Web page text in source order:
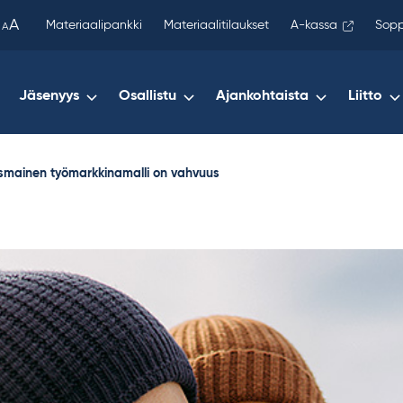
AA Materiaalipankki Materiaalitilaukset A-kassa
Jäsenyys Osallistu Ajankohtaista Liitto
työmarkkinamalli on vahvuus
copied
your
clipboard.)